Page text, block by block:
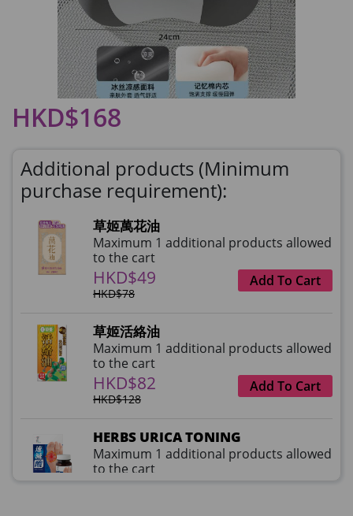
HKD$168
Additional products (Minimum
purchase requirement):
草姬萬花油
Maximum 1 additional products allowed
to the cart
HKD$49
HKD$78
Add To Cart
草姬活絡油
Maximum 1 additional products allowed
to the cart
HKD$82
HKD$128
Add To Cart
HERBS URICA TONING
Maximum 1 additional products allowed
to the cart